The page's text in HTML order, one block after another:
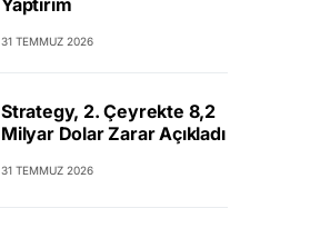
31 TEMMUZ 2026
Strategy, 2. Çeyrekte 8,2
Milyar Dolar Zarar Açıkladı
31 TEMMUZ 2026